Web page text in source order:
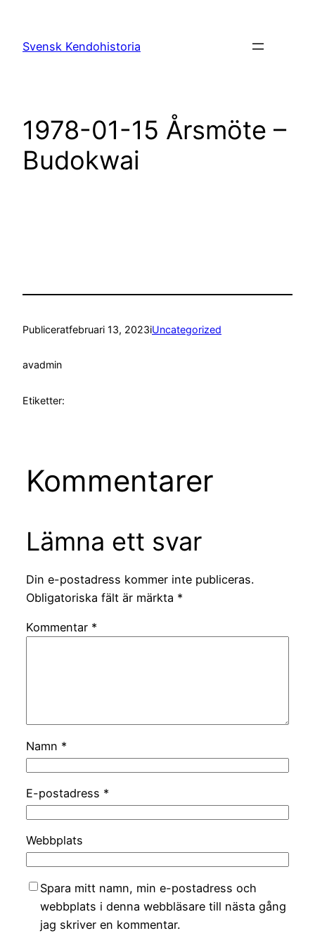
innehåll
Svensk Kendohistoria
1978-01-15 Årsmöte –
Budokwai
Publiceratfebruari 13, 2023iUncategorized
avadmin
Etiketter:
Kommentarer
Lämna ett svar
Din e-postadress kommer inte publiceras.
Obligatoriska fält är märkta *
Kommentar *
Namn *
E-postadress *
Webbplats
Spara mitt namn, min e-postadress och
webbplats i denna webbläsare till nästa gång
jag skriver en kommentar.